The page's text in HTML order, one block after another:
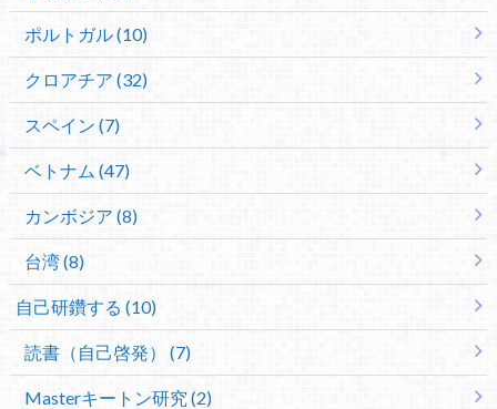
ポルトガル (10)
クロアチア (32)
スペイン (7)
ベトナム (47)
カンボジア (8)
台湾 (8)
自己研鑽する (10)
読書（自己啓発） (7)
Masterキートン研究 (2)